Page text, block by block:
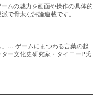
ムの魅力を画面や操作の具体的
で骨太な評論連載です。
」… ゲームにまつわる言葉の起
ー文化史研究家・タイニーP氏